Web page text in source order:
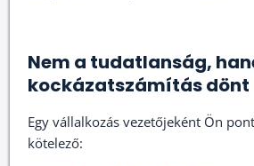
Nem a tudatlanság,
kockázatszámítás dönt
Egy vállalkozás vezetőjeként Ön
kötelező: